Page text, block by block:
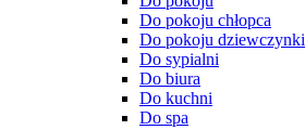
Do pokoju chłopca
Do pokoju dziewczynki
Do sypialni
Do biura
Do kuchni
Do spa